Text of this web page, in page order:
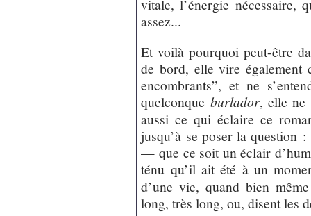
vitale, l’énergie nécessaire,
assez...
Et voilà pourquoi peut-être
de bord, elle vire également
encombrants”, et ne
quelconque burlador, elle ne
aussi ce qui éclaire ce
jusqu’à se poser la question
— que ce soit un éclair
ténu qu’il ait été à un
d’une vie, quand bien
long, très long, ou, disent les